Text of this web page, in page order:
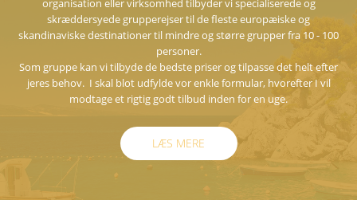
organisation eller virksomhed tilbyder vi specialiserede og
skræddersyede grupperejser til de fleste europæiske og
skandinaviske destinationer til mindre og større grupper fra 10 - 100
personer.
Som gruppe kan vi tilbyde de bedste priser og tilpasse det helt efter
jeres behov. I skal blot udfylde vor enkle formular, hvorefter I vil
modtage et rigtig godt tilbud inden for en uge.
LÆS MERE